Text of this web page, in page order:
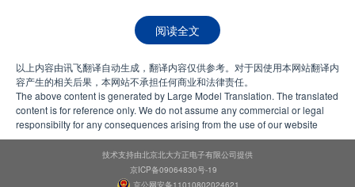
阅读全文
以上内容由讯飞翻译自动生成，翻译内容仅供参考。对于因使用本网站翻译内
容产生的相关后果，本网站不承担任何商业和法律责任。
The above content is generated by Large Model Translation. The translated
content is for reference only. We do not assume any commercial or legal
responsibilty for any consequences arising from the use of our website
技术支持由北京北大方正电子有限公司提供
京ICP备09064830号-19
京公网安备11010802024621